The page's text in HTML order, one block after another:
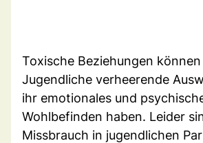
Toxische Beziehungen
Jugendliche verheerende
ihr emotionales und
Wohlbefinden haben. Leider
Missbrauch in jugendlichen